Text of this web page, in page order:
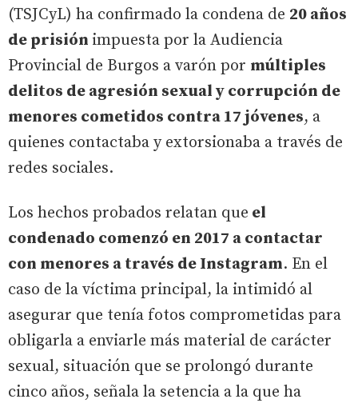
(TSJCyL) ha confirmado la condena de 20 años
de prisión impuesta por la Audiencia
Provincial de Burgos a varón por múltiples
delitos de agresión sexual y corrupción de
menores cometidos contra 17 jóvenes, a
quienes contactaba y extorsionaba a través de
redes sociales.
Los hechos probados relatan que el
condenado comenzó en 2017 a contactar
con menores a través de Instagram. En el
caso de la víctima principal, la intimidó al
asegurar que tenía fotos comprometidas para
obligarla a enviarle más material de carácter
sexual, situación que se prolongó durante
cinco años, señala la setencia a la que ha